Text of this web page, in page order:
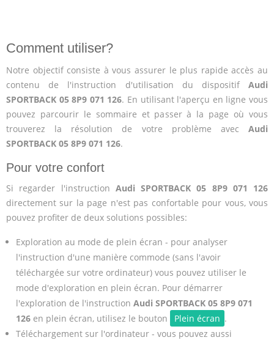
Comment utiliser?
Notre objectif consiste à vous assurer le plus rapide accès au
contenu de l'instruction d'utilisation du dispositif Audi
SPORTBACK 05 8P9 071 126. En utilisant l'aperçu en ligne vous
pouvez parcourir le sommaire et passer à la page où vous
trouverez la résolution de votre problème avec Audi
SPORTBACK 05 8P9 071 126.
Pour votre confort
Si regarder l'instruction Audi SPORTBACK 05 8P9 071 126
directement sur la page n'est pas confortable pour vous, vous
pouvez profiter de deux solutions possibles:
Exploration au mode de plein écran - pour analyser
l'instruction d'une manière commode (sans l'avoir
téléchargée sur votre ordinateur) vous pouvez utiliser le
mode d'exploration en plein écran. Pour démarrer
l'exploration de l'instruction Audi SPORTBACK 05 8P9 071
126en plein écran, utilisez le bouton Plein écran .
Téléchargement sur l'ordinateur - vous pouvez aussi